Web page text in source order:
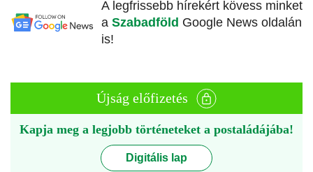
A legfrissebb hírekért kövess minket
a Szabadföld Google News oldalán
is!
Újság előfizetés
Kapja meg a legjobb történeteket a postaládájába!
Digitális lap